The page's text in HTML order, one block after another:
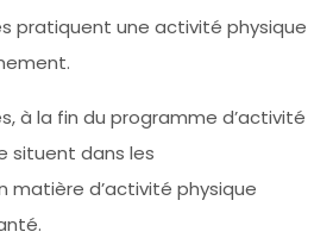
pratiquent une activité physique
à la fin du programme d’activité
situent dans les
matière d’activité physique